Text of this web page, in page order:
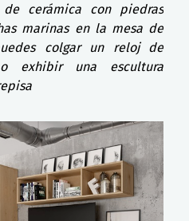
cerámica con piedras
marinas en la mesa de
colgar un reloj de
exhibir una escultura